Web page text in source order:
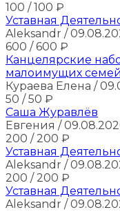
100 / 100 ₽
Уставная
Aleksandr /
600 / 600 ₽
Канцелярские
малоимущих семей
Кураева Елена /
50 / 50 ₽
Саша Журавлёв
Евгения /
200 / 200 ₽
Уставная
Aleksandr /
200 / 200 ₽
Уставная
Aleksandr /